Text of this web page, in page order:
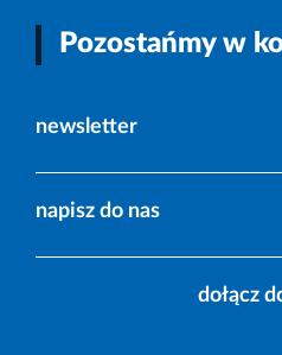
Pozostańmy w
newsletter
napisz do nas
dołącz